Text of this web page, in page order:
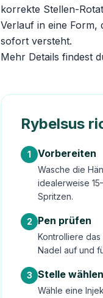
korrekte Stellen-
Verlauf in eine
sofort versteht.
Mehr Details findest
Rybelsus
1 Vorbereiten
Wasche die
idealerweise
Spritzen.
2 Pen prüfen
Kontrolliere
Nadel auf und
3 Stelle wählen
Wähle eine